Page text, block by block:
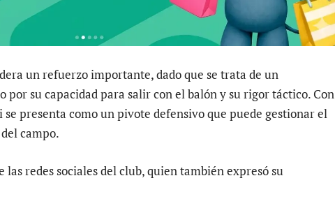
un refuerzo importante, dado que se trata de un
por su capacidad para salir con el balón y su rigor táctico. Con
presenta como un pivote defensivo que puede gestionar el
campo.
las redes sociales del club, quien también expresó su